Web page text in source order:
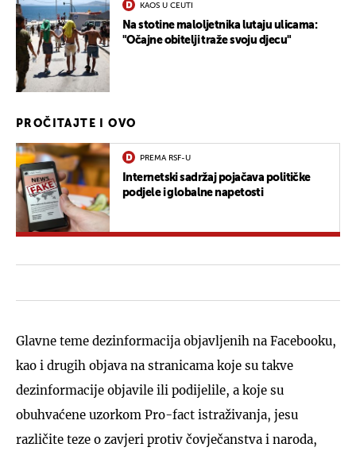
KAOS U CEUTI
Na stotine maloljetnika lutaju ulicama:
"Očajne obitelji traže svoju djecu"
PROČITAJTE I OVO
PREMA RSF-U
Internetski sadržaj pojačava političke
podjele i globalne napetosti
Glavne teme dezinformacija objavljenih na Facebooku,
kao i drugih objava na stranicama koje su takve
dezinformacije objavile ili podijelile, a koje su
obuhvaćene uzorkom Pro-fact istraživanja, jesu
različite teze o zavjeri protiv čovječanstva i naroda,